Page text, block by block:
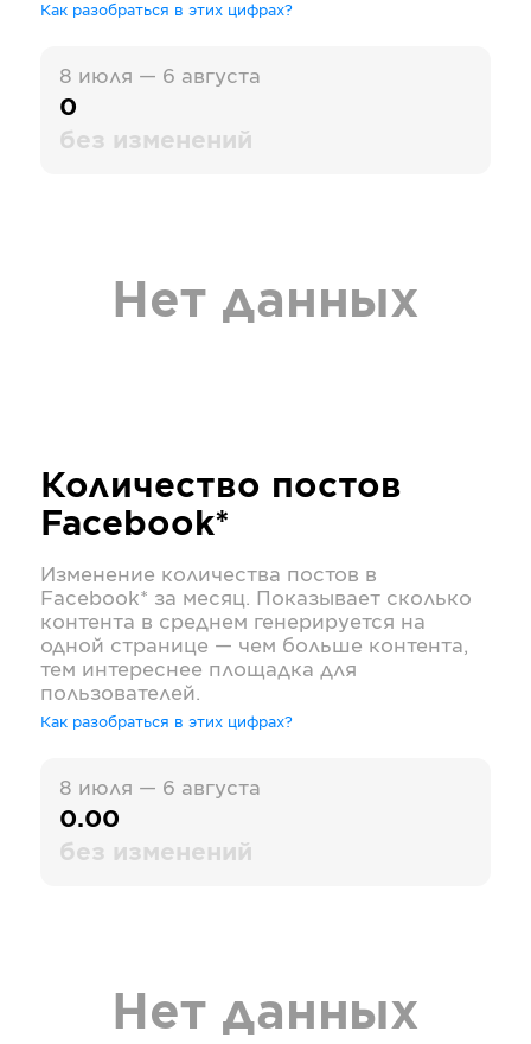
Как разобраться в этих цифрах?
8 июля — 6 августа
0
без изменений
Нет данных
Количество постов
Facebook*
Изменение количества постов в
Facebook* за месяц. Показывает сколько
контента в среднем генерируется на
одной странице — чем больше контента,
тем интереснее площадка для
пользователей.
Как разобраться в этих цифрах?
8 июля — 6 августа
0.00
без изменений
Нет данных